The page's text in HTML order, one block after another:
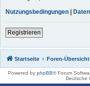
Nutzungsbedingungen |
Registrieren
Startseite Foren-Übersicht
Powered by phpBB® Forum
Deutsche